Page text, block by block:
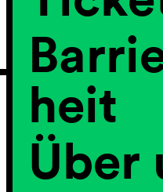
heit
Über